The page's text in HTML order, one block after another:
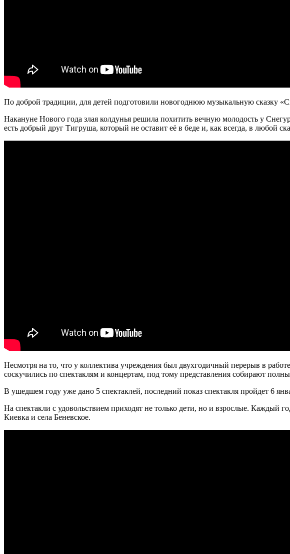
По доброй традиции, для детей подготовили новогоднюю музыкальную сказку
Накануне Нового года злая колдунья решила похитить вечную молодость у
есть добрый друг Тигруша, который не оставит её в беде и, как всегда, в любой
Несмотря на то, что у коллектива учреждения был двухгодичный перерыв в
соскучились по спектаклям и концертам, под тому представления собирают
В ушедшем году уже дано 5 спектаклей, последний показ спектакля пройдет 6
На спектакли с удовольствием приходят не только дети, но и взрослые. Каждый
Киевка и села Беневское.